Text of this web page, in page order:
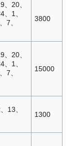
20、
1、
7、
3800
20、
1、
7、
15000
13、
1300